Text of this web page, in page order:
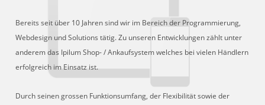
Liveeditor
Bereits seit über 10 Jahren sind wir im Bereich der Programmierung,
Webdesign und Solutions tätig. Zu unseren Entwicklungen zählt unter
anderem das Ipilum Shop- / Ankaufsystem welches bei vielen Händlern
erfolgreich im Einsatz ist.
Durch seinen grossen Funktionsumfang, der Flexibilität sowie der